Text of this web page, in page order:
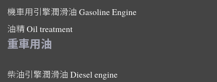
機車用引擎潤滑油 Gasoline Engine
油精Oil treatment
重車用油
柴油引擎潤滑油 Diesel engine